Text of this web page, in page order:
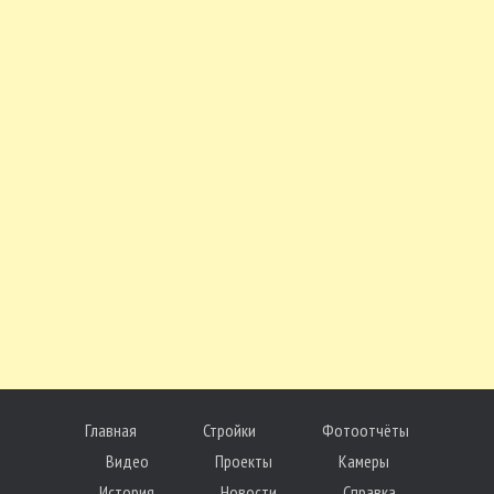
Главная Стройки
Фотоотчёты
Видео
Проекты
Камеры